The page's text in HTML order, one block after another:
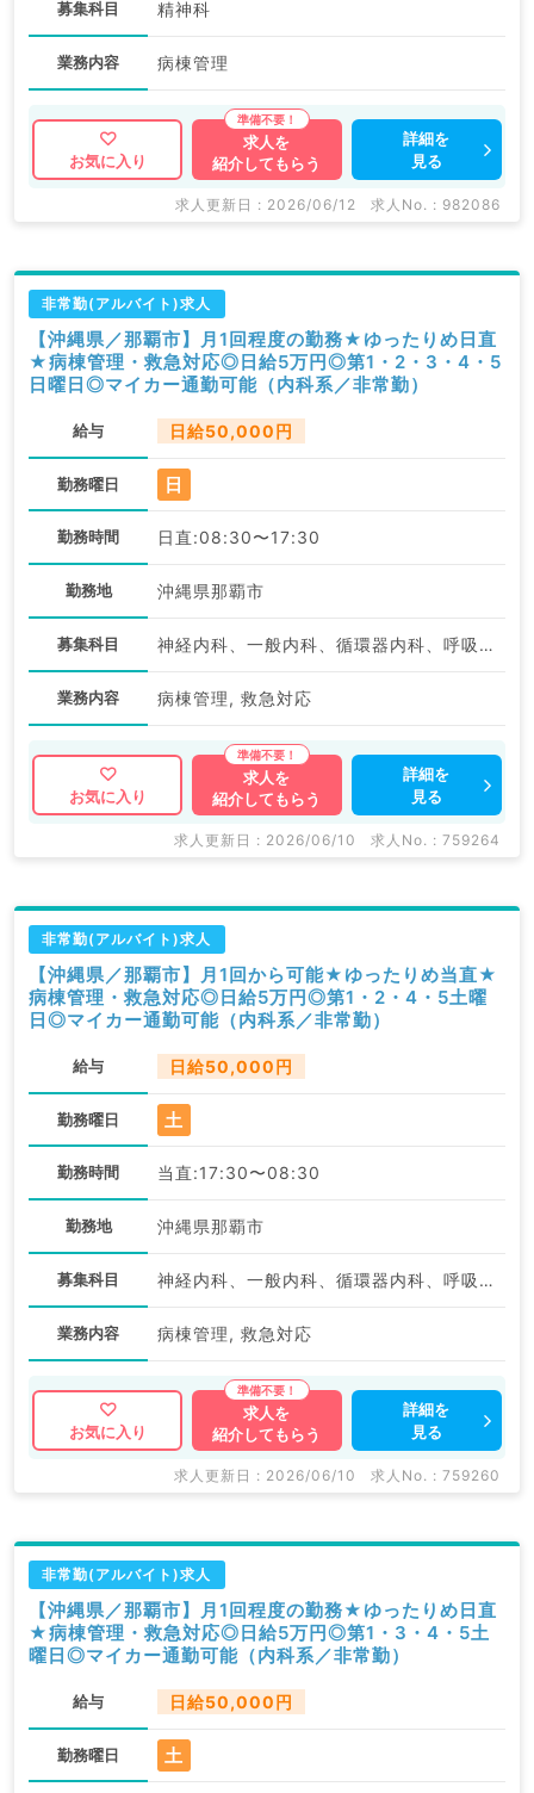
募集科目 精神科
業務内容 病棟管理
お気に入り
求人を
紹介してもらう
詳細を
見る
求人更新日 : 2026/06/12 求人No. : 982086
非常勤(アルバイト)求人
【沖縄県／那覇市】月1回程度の勤務★ゆったりめ日直
★病棟管理・救急対応◎日給5万円◎第1・2・3・4・5
日曜日◎マイカー通勤可能（内科系／非常勤）
給与 日給50,000円
勤務曜日 日
勤務時間 日直:08:30〜17:30
勤務地 沖縄県那覇市
募集科目 神経内科、一般内科、循環器内科、呼吸器内科、消化器内科、内分泌・代謝内科、腎臓内科、老年内科、血液内科、膠原病科
業務内容 病棟管理, 救急対応
お気に入り
求人を
紹介してもらう
詳細を
見る
求人更新日 : 2026/06/10 求人No. : 759264
非常勤(アルバイト)求人
【沖縄県／那覇市】月1回から可能★ゆったりめ当直★
病棟管理・救急対応◎日給5万円◎第1・2・4・5土曜
日◎マイカー通勤可能（内科系／非常勤）
給与 日給50,000円
勤務曜日 土
勤務時間 当直:17:30〜08:30
勤務地 沖縄県那覇市
募集科目 神経内科、一般内科、循環器内科、呼吸器内科、消化器内科、内分泌・代謝内科、腎臓内科、老年内科、血液内科、膠原病科
業務内容 病棟管理, 救急対応
お気に入り
求人を
紹介してもらう
詳細を
見る
求人更新日 : 2026/06/10 求人No. : 759260
非常勤(アルバイト)求人
【沖縄県／那覇市】月1回程度の勤務★ゆったりめ日直
★病棟管理・救急対応◎日給5万円◎第1・3・4・5土
曜日◎マイカー通勤可能（内科系／非常勤）
給与 日給50,000円
勤務曜日 土